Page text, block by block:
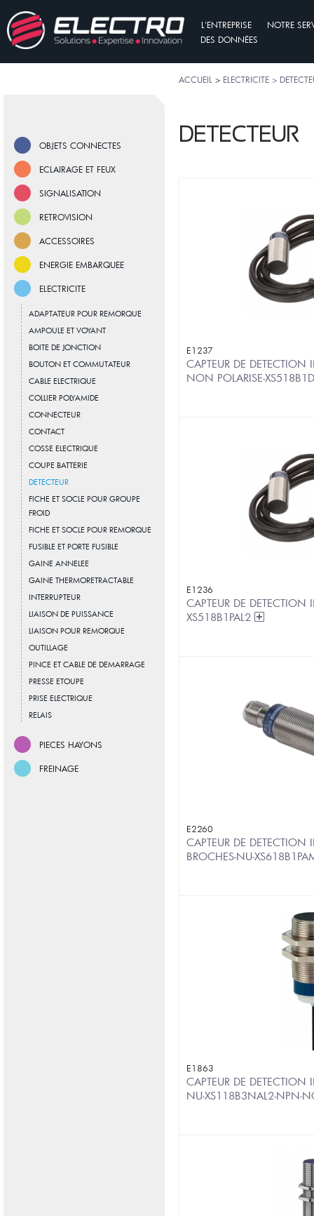
L'ENTREPRISE
NOTRE
DES DONNÉES
ACCUEIL > ELECTRICITE >
OBJETS CONNECTES
ECLAIRAGE ET FEUX
SIGNALISATION
RETROVISION
ACCESSOIRES
ENERGIE EMBARQUEE
ELECTRICITE
ADAPTATEUR POUR REMORQUE
AMPOULE ET VOYANT
BOITE DE JONCTION
BOUTON ET COMMUTATEUR
CABLE ELECTRIQUE
COLLIER POLYAMIDE
CONNECTEUR
CONTACT
COSSE ELECTRIQUE
COUPE BATTERIE
DETECTEUR
FICHE ET SOCLE POUR GROUPE
FROID
FICHE ET SOCLE POUR REMORQUE
FUSIBLE ET PORTE FUSIBLE
GAINE ANNELEE
GAINE THERMORETRACTABLE
INTERRUPTEUR
LIAISON DE PUISSANCE
LIAISON POUR REMORQUE
OUTILLAGE
PINCE ET CABLE DE DEMARRAGE
PRESSE ETOUPE
PRISE ELECTRIQUE
RELAIS
PIECES HAYONS
FREINAGE
DETECTEUR
E1237
CAPTEUR DE
NON POLARISE-
E1236
CAPTEUR DE
XS518B1PAL2
E2260
CAPTEUR DE
BROCHES-NU-
E1863
CAPTEUR DE
NU-XS118B3NAL2-NPN-